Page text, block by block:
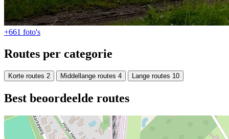
+661 foto's
Routes per categorie
Korte routes 2 Middellange routes 4 Lange routes 10
Best beoordeelde routes